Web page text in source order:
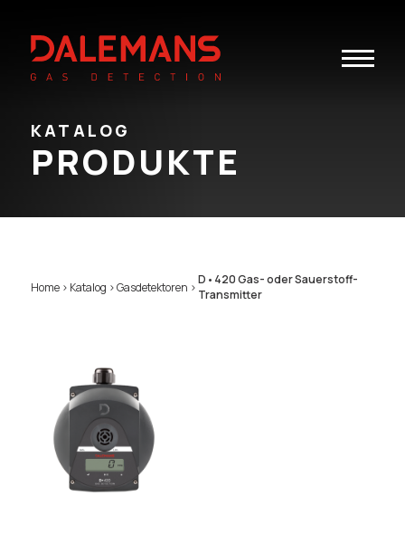
Toggle
KATALOG
PRODUKTE
Home > Katalog >Gasdetektoren >D•420 Gas- oder Sauerstoff-
Transmitter